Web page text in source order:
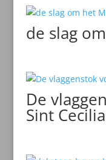
de slag
De
Sint Cecilia